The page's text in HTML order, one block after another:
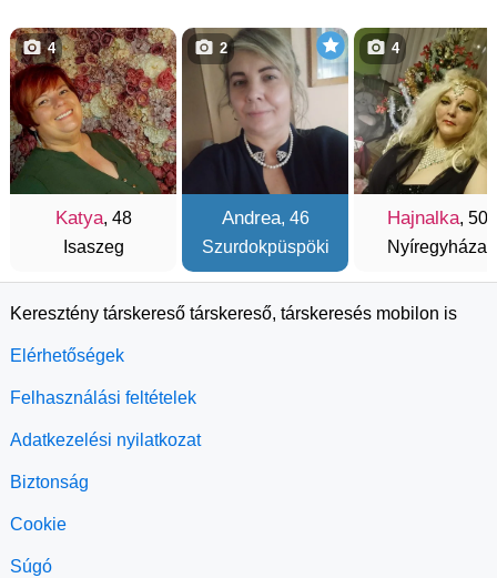
Katya, 48
Isaszeg
4
Andrea, 46
Szurdokpüspöki
2
Hajnalka, 50
Nyíregyháza
4
Keresztény társkereső társkereső, társkeresés mobilon is
Elérhetőségek
Felhasználási feltételek
Adatkezelési nyilatkozat
Biztonság
Cookie
Súgó